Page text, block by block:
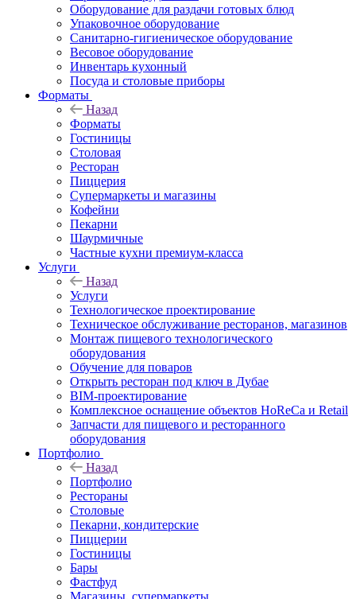
Оборудование для раздачи готовых блюд
Упаковочное оборудование
Санитарно-гигиеническое оборудование
Весовое оборудование
Инвентарь кухонный
Посуда и столовые приборы
Форматы
Назад
Форматы
Гостиницы
Столовая
Ресторан
Пиццерия
Супермаркеты и магазины
Кофейни
Пекарни
Шаурмичные
Частные кухни премиум-класса
Услуги
Назад
Услуги
Технологическое проектирование
Техническое обслуживание ресторанов, магазинов
Монтаж пищевого технологического
оборудования
Обучение для поваров
Открыть ресторан под ключ в Дубае
BIM-проектирование
Комплексное оснащение объектов HoReCa и Retail
Запчасти для пищевого и ресторанного
оборудования
Портфолио
Назад
Портфолио
Рестораны
Столовые
Пекарни, кондитерские
Пиццерии
Гостиницы
Бары
Фастфуд
Магазины, супермаркеты